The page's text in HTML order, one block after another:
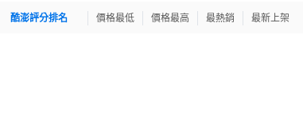
酷澎評分排名 價格最低 價格最高 最熱銷 最新上架